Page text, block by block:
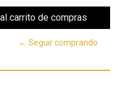
← Seguir comprando